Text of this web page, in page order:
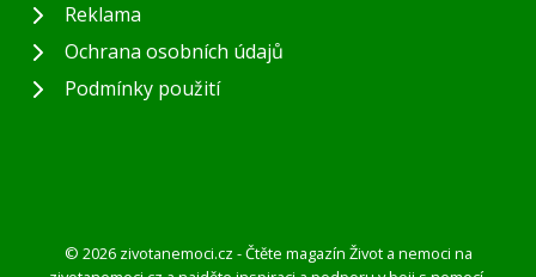
Reklama
Ochrana osobních údajů
Podmínky použití
© 2026 zivotanemoci.cz - Čtěte magazín Život a nemoci na